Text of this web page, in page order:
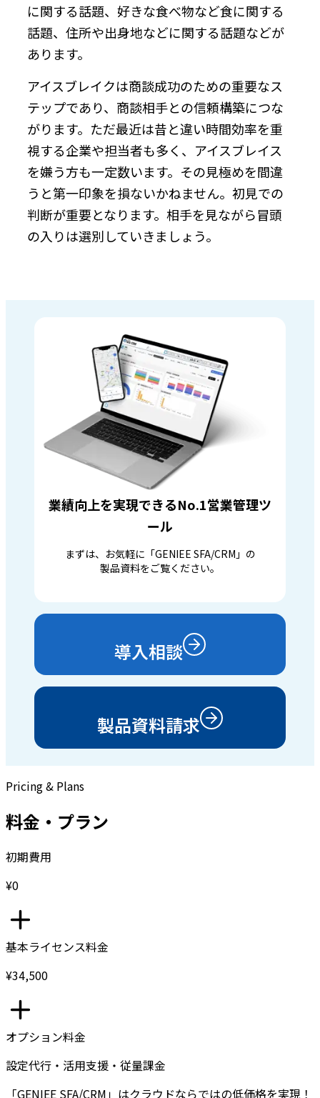
に関する話題、好きな食べ物など食に関する
話題、住所や出身地などに関する話題などが
あります。
アイスブレイクは商談成功のための重要なス
テップであり、商談相手との信頼構築につな
がります。ただ最近は昔と違い時間効率を重
視する企業や担当者も多く、アイスブレイス
を嫌う方も一定数います。その見極めを間違
うと第一印象を損ないかねません。初見での
判断が重要となります。相手を見ながら冒頭
の入りは選別していきましょう。
業績向上を実現できるNo.1営業管理ツ
ール
まずは、お気軽に「GENIEE SFA/CRM」の
製品資料をご覧ください。
導入相談
製品資料請求
Pricing & Plans
料金・プラン
初期費用
¥0
基本ライセンス料金
¥34,500
オプション料金
設定代行・活用支援・従量課金
「GENIEE SFA/CRM」はクラウドならではの低価格を実現！